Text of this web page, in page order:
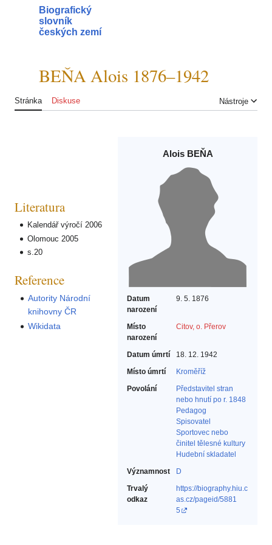
Hlavní menu
Biografický
slovník
českých zemí
Přepnout obsah
BEŇA Alois 1876–1942
Stránka Diskuse Nástroje
Alois BEŇA
Datum
narození
9. 5. 1876
Místo
narození
Citov, o. Přerov
Datum úmrtí
18. 12. 1942
Místo úmrtí
Kroměříž
Povolání
Představitel stran
nebo hnutí po r. 1848‎
Pedagog‎
Spisovatel‎
Sportovec nebo
činitel tělesné kultury‎
Hudební skladatel‎
Významnost
D
Trvalý
odkaz
https://biography.hiu.c
as.cz/pageid/5881
5
Literatura
Kalendář výročí 2006
Olomouc 2005
s.20
Reference
Autority Národní
knihovny ČR
Wikidata